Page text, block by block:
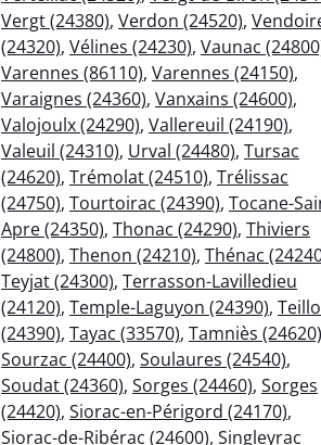
Vergt (24380), Verdon (24520),
(24320), Vélines (24230), Vaunac
Varennes (86110), Varennes (24150),
Varaignes (24360), Vanxains (24600),
Valojoulx (24290), Vallereuil (24190),
Valeuil (24310), Urval (24480), Tursac
(24620), Trémolat (24510), Trélissac
(24750), Tourtoirac (24390), Tocane-
Apre (24350), Thonac (24290), Thiviers
(24800), Thenon (24210), Thénac
Teyjat (24300), Terrasson-Lavilledieu
(24120), Temple-Laguyon (24390),
(24390), Tayac (33570), Tamniès (24620)
Sourzac (24400), Soulaures (24540),
Soudat (24360), Sorges (24460), Sorges
(24420), Siorac-en-Périgord (24170),
Siorac-de-Ribérac (24600), Singleyrac